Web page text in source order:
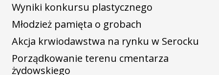
Wyniki konkursu plastycznego
Młodzież pamięta o grobach
Akcja krwiodawstwa na rynku w Serocku
Porządkowanie terenu cmentarza
żydowskiego